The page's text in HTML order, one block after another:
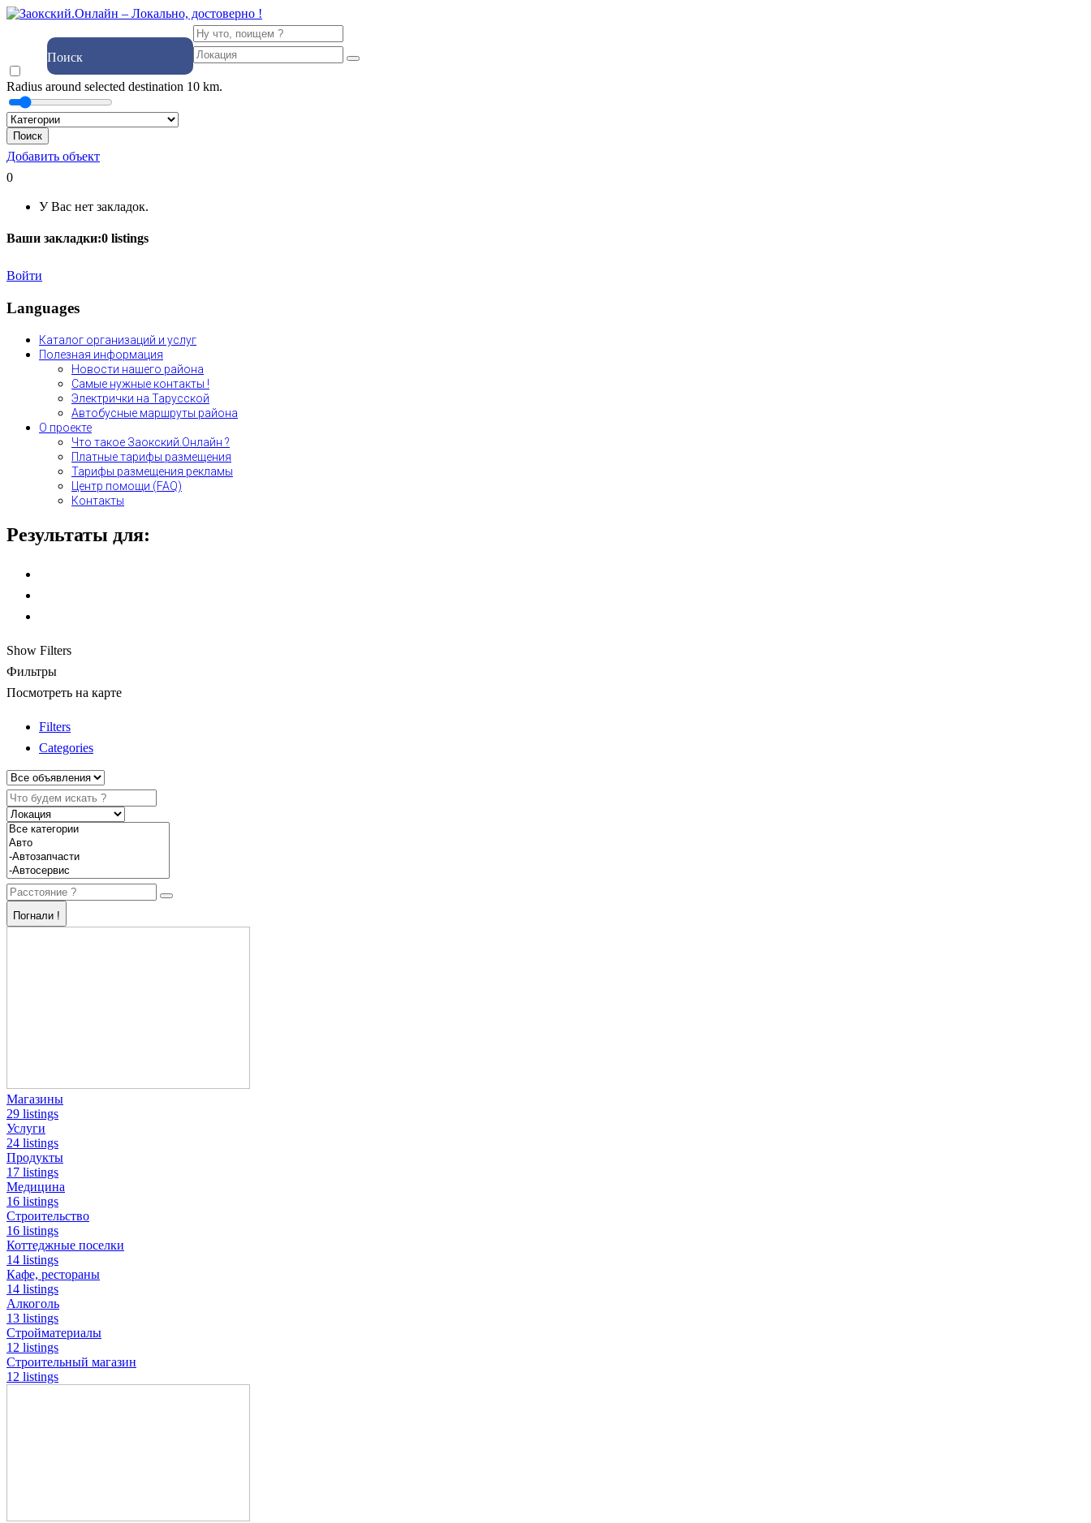
Поиск
Radius around selected destination 10 km.
Поиск
Добавить объект
0
У Вас нет закладок.
Ваши закладки:0 listings
Войти
Languages
Каталог организаций и услуг
Полезная информация
Новости нашего района
Самые нужные контакты !
Электрички на Тарусской
Автобусные маршруты района
О проекте
Что такое Заокский.Онлайн ?
Платные тарифы размещения
Тарифы размещения рекламы
Центр помощи (FAQ)
Контакты
Результаты для:
Show Filters
Фильтры
Посмотреть на карте
Filters
Categories
Погнали !
Магазины
29 listings
Услуги
24 listings
Продукты
17 listings
Медицина
16 listings
Строительство
16 listings
Коттеджные поселки
14 listings
Кафе, рестораны
14 listings
Алкоголь
13 listings
Стройматериалы
12 listings
Строительный магазин
12 listings